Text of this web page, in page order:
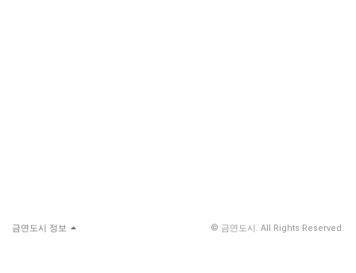
금연도시 정보 © 금연도시. All Rights Reserved.